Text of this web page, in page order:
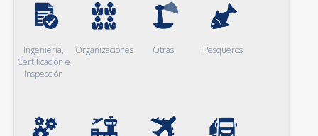
Ingeniería,
Certificación e
Inspección
Organizaciones Otras Pesqueros